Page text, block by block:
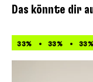
Das könnte dir
33% 33% 33%